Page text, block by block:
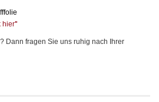
hier"
Dann fragen Sie uns ruhig nach Ihrer